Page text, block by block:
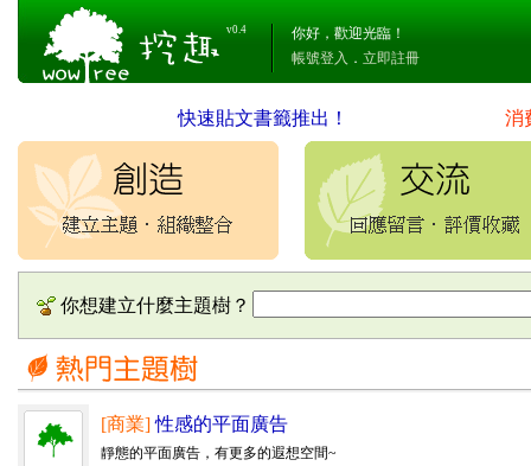
v0.4
你好，歡迎光臨！
帳號登入 ． 立即註冊
快速貼文書籤推出！ 消
你想建立什麼主題樹？
[商業] 性感的平面廣告
靜態的平面廣告，有更多的遐想空間~